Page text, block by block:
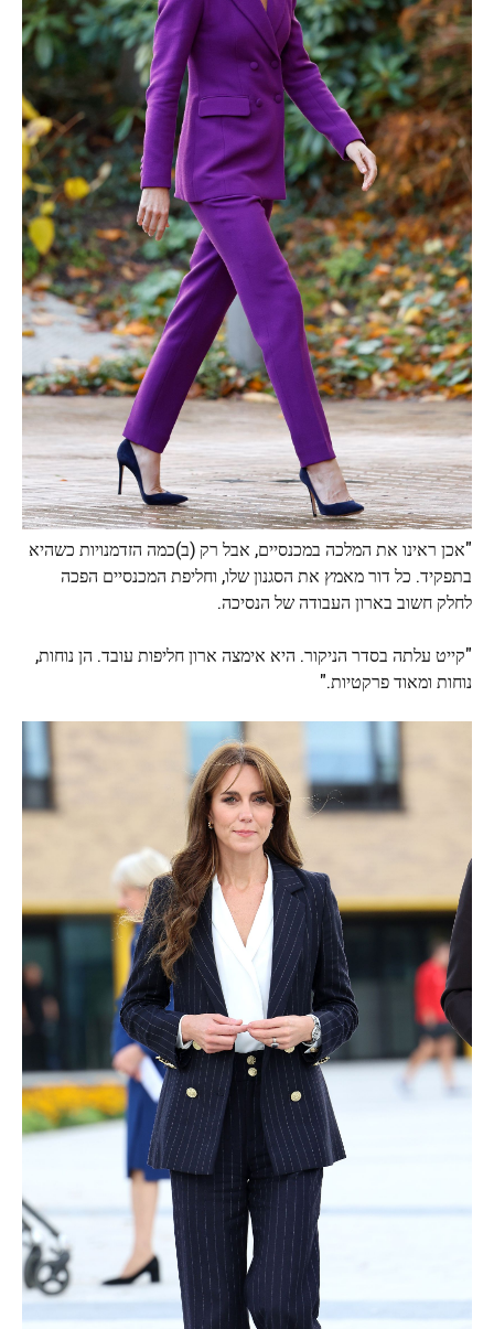
"אכן ראינו את המלכה במכנסיים, אבל רק (ב)כמה הזדמנויות כשהיא
בתפקיד. כל דור מאמץ את הסגנון שלו, וחליפת המכנסיים הפכה
לחלק חשוב בארון העבודה של הנסיכה.
"קייט עלתה בסדר הניקור. היא אימצה ארון חליפות עובד. הן נוחות,
נוחות ומאוד פרקטיות."